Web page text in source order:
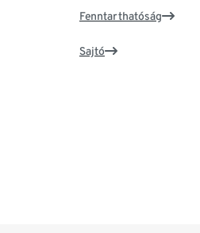
Fenntarthatóság
Sajtó